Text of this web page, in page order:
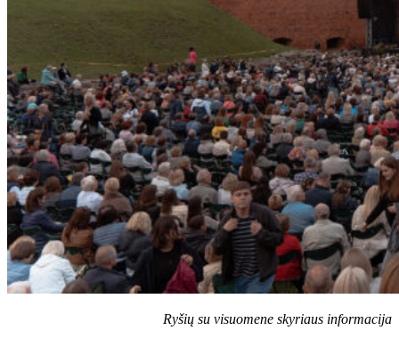
Ryšių su visuomene skyriaus informacija